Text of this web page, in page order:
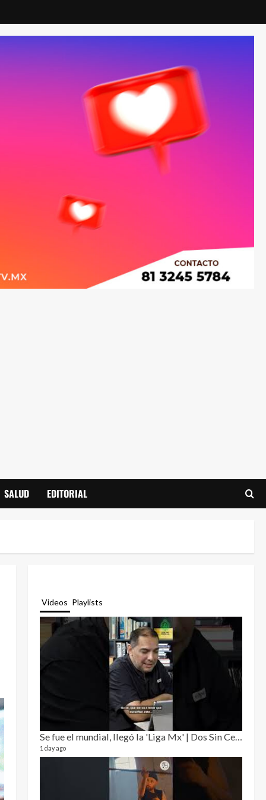
SALUD EDITORIAL
Videos Playlists
Se fue el mundial, llegó la 'Liga Mx' | Dos Sin Cebolla 🎙️
1 day ago
3